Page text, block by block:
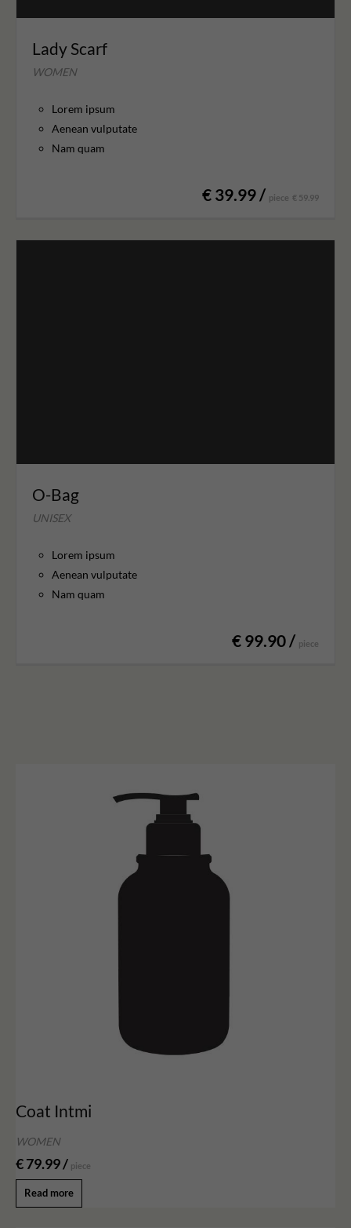
Lady Scarf
WOMEN
Lorem ipsum
Aenean vulputate
Nam quam
€ 39.99 / piece € 59.99
O-Bag
UNISEX
Lorem ipsum
Aenean vulputate
Nam quam
€ 99.90 / piece
Coat Intmi
WOMEN
€ 79.99 / piece
Read more